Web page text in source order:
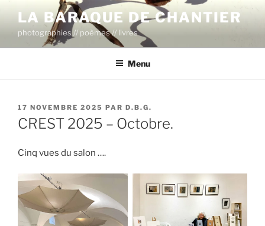
contenu
principal
LA BARAQUE DE CHANTIER
photographies // poèmes // livres
Menu
PUBLIÉ
LE
17 NOVEMBRE 2025 PAR D.B.G.
CREST 2025 – Octobre.
Cinq vues du salon ….